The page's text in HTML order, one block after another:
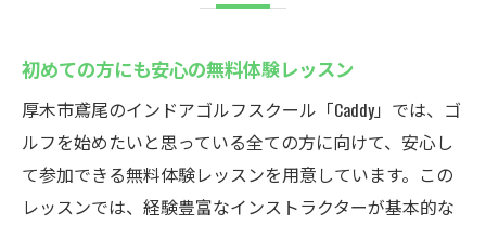
初めての方にも安心の無料体験レッスン
厚木市鳶尾のインドアゴルフスクール「Caddy」では、ゴ
ルフを始めたいと思っている全ての方に向けて、安心し
て参加できる無料体験レッスンを用意しています。この
レッスンでは、経験豊富なインストラクターが基本的な